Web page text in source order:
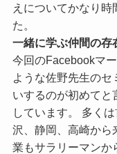
えについてかなり
た。
一緒に学ぶ仲間の存
今回のFacebookマ
ような佐野先生の
いするのが初めてと
しています。 多く
沢、静岡、高崎から
業もサラリーマンか